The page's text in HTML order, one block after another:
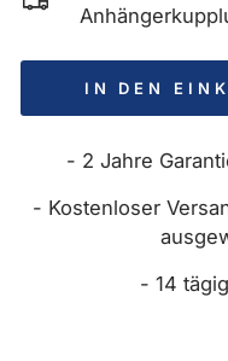
IN DEN
- 2 Jahre
- Kostenloser
- 14